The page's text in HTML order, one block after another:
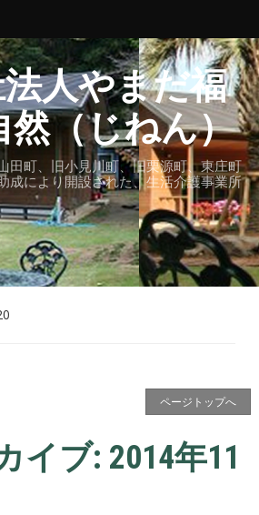
人やまだ福
然（じねん）
田町、旧小見川町、旧栗源町、東庄町
成により開設された、生活介護事業所
イブ: 2014年11
ページトップへ